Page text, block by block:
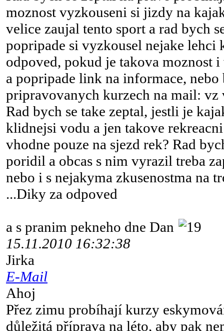
moznost vyzkouseni si jizdy na
velice zaujal tento sport a rad bych
popripade si vyzkousel nejake lehci
odpoved, pokud je takova moznost
a popripade link na informace,
pripravovanych kurzech na mail: vz
Rad bych se take zeptal, jestli je
klidnejsi vodu a jen takove
vhodne pouze na sjezd rek? Rad
poridil a obcas s nim vyrazil treba
nebo i s nejakyma zkusenostma na
...Diky za odpoved
a s pranim pekneho dne Dan
15.11.2010 16:32:38
Jirka
E-Mail
Ahoj
Přez zimu probíhají kurzy
důležitá příprava na léto, aby pak